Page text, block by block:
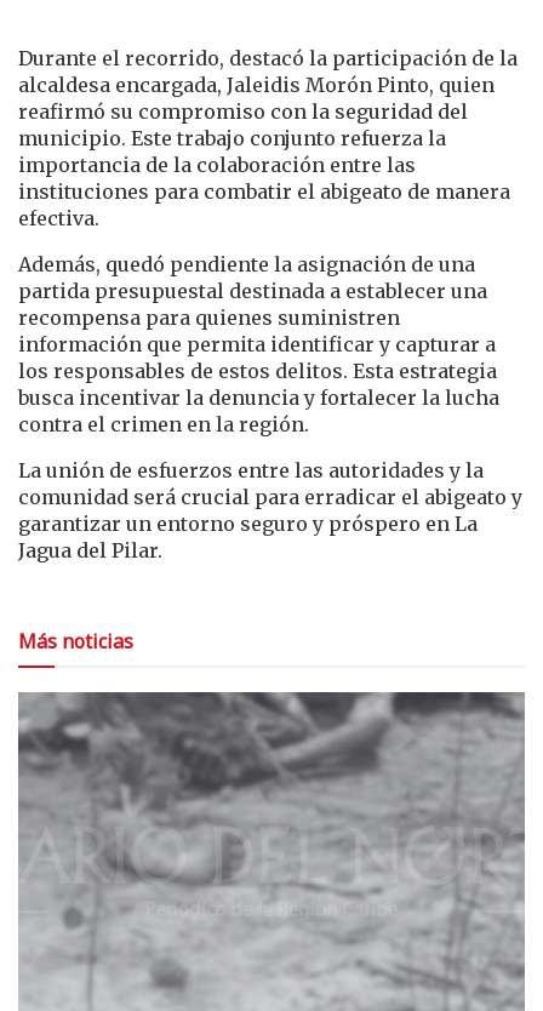
Durante el recorrido, destacó la participación de la
alcaldesa encargada, Jaleidis Morón Pinto, quien
reafirmó su compromiso con la seguridad del
municipio. Este trabajo conjunto refuerza la
importancia de la colaboración entre las
instituciones para combatir el abigeato de manera
efectiva.
Además, quedó pendiente la asignación de una
partida presupuestal destinada a establecer una
recompensa para quienes suministren
información que permita identificar y capturar a
los responsables de estos delitos. Esta estrategia
busca incentivar la denuncia y fortalecer la lucha
contra el crimen en la región.
La unión de esfuerzos entre las autoridades y la
comunidad será crucial para erradicar el abigeato y
garantizar un entorno seguro y próspero en La
Jagua del Pilar.
Más noticias